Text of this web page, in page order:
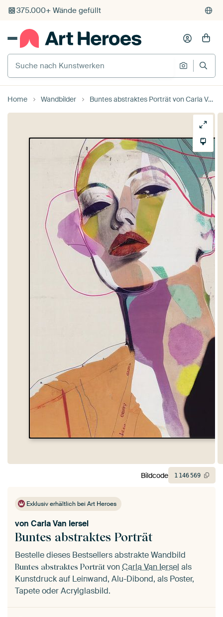
375.000+ Wände gefüllt
Kostenloser Versand
Kauf auf Rechnung
Individueller Druck auf Bestellung
Suche nach Kunstwerken
Suche
Home Wandbilder Buntes abstraktes Porträt von Carla Van Iersel
Exklusiv erhältlich bei Art Heroes
Buntes abstraktes Porträt
von Carla Van Iersel
Bestelle dieses Bestsellers abstrakte Wandbild
Buntes abstraktes Porträt vonCarla Van Iersel als
Kunstdruck auf Leinwand, Alu-Dibond, als Poster,
Tapete oder Acrylglasbild.
Bildcode 1 146569